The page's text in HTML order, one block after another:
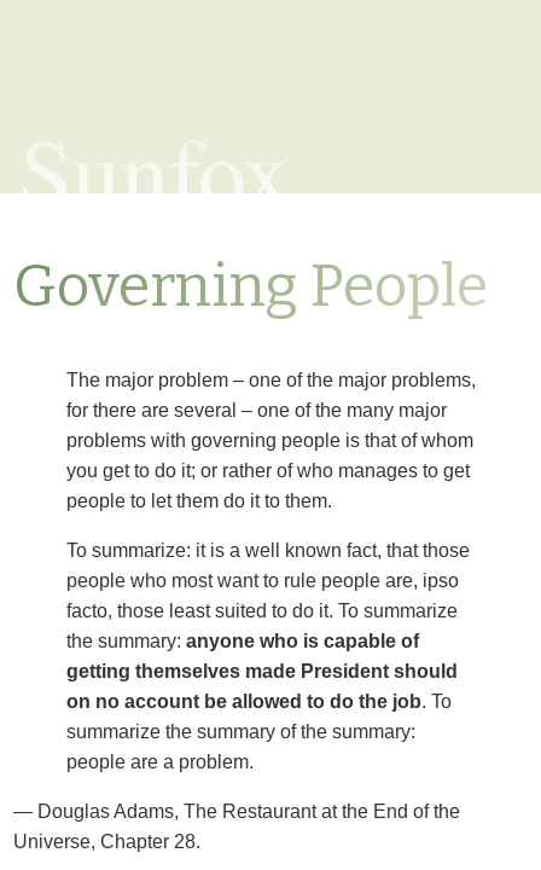
Sunfox
Governing People
The major problem – one of the major problems,
for there are several – one of the many major
problems with governing people is that of whom
you get to do it; or rather of who manages to get
people to let them do it to them.
To summarize: it is a well known fact, that those
people who most want to rule people are, ipso
facto, those least suited to do it. To summarize
the summary:anyone who is capable of
getting themselves made President should
on no account be allowed to do the job. To
summarize the summary of the summary:
people are a problem.
— Douglas Adams, The Restaurant at the End of the
Universe, Chapter 28.